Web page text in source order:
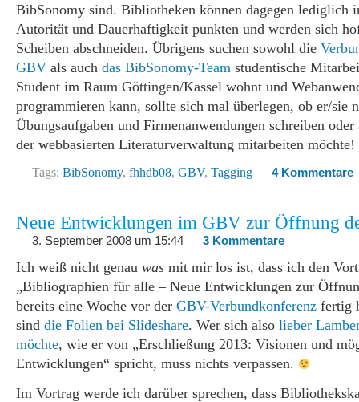
BibSonomy sind. Bibliotheken können dagegen lediglich
Autorität und Dauerhaftigkeit punkten und werden sich
Scheiben abschneiden. Übrigens suchen sowohl die
GBV als auch das BibSonomy-Team studentische
Student im Raum Göttingen/Kassel wohnt und
programmieren kann, sollte sich mal überlegen, ob er/sie
Übungsaufgaben und Firmenanwendungen schreiben
der webbasierten Literaturverwaltung mitarbeiten möchte!
Tags: BibSonomy, fhhdb08, GBV, Tagging 4 Kommentare
Neue Entwicklungen im GBV zur Öffnung
3. September 2008 um 15:44 3 Kommentare
Ich weiß nicht genau was mit mir los ist, dass ich den
„Bibliographien für alle – Neue Entwicklungen zur
bereits eine Woche vor der GBV-Verbundkonferenz fertig
sind die Folien bei Slideshare. Wer sich also lieber
möchte, wie er von „Erschließung 2013: Visionen und
Entwicklungen“ spricht, muss nichts verpassen.
Im Vortrag werde ich darüber sprechen, dass